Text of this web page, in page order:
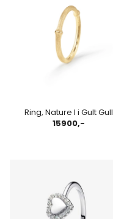
Ring, Nature I i Gult Gull
15900,-